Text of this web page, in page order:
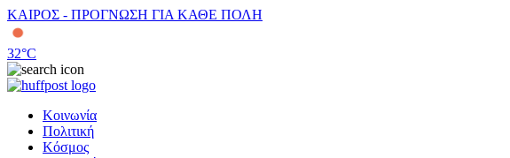
ΚΑΙΡΟΣ - ΠΡΟΓΝΩΣΗ ΓΙΑ ΚΑΘΕ ΠΟΛΗ
32°C
Κοινωνία
Πολιτική
Κόσμος